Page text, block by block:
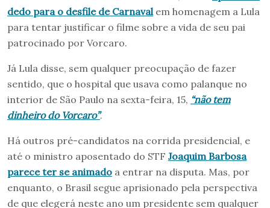
dedo para o desfile de Carnavalem homenagem a Lula
para tentar justificar o filme sobre a vida de seu pai
patrocinado por Vorcaro.
Já Lula disse, sem qualquer preocupação de fazer
sentido, que o hospital que usava como palanque no
interior de São Paulo na sexta-feira, 15, “não tem
dinheiro do Vorcaro”.
Há outros pré-candidatos na corrida presidencial, e
até o ministro aposentado do STF Joaquim Barbosa
parece ter se animado a entrar na disputa. Mas, por
enquanto, o Brasil segue aprisionado pela perspectiva
de que elegerá neste ano um presidente sem qualquer